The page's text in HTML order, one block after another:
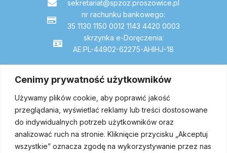
Cenimy prywatność użytkowników
Używamy plików cookie, aby poprawić jakość
przeglądania, wyświetlać reklamy lub treści dostosowane
do indywidualnych potrzeb użytkowników oraz
analizować ruch na stronie. Kliknięcie przycisku „Akceptuj
wszystkie” oznacza zgodę na wykorzystywanie przez nas
sekretariat@spzoz.proszowice.pl
nr rachunku bankowego:
35 1130 1150 0012 1143 4420 0003
skrzynka e-Doręczenia:
AE:PL-44902-62275-AHIHJ-18
Dojazd